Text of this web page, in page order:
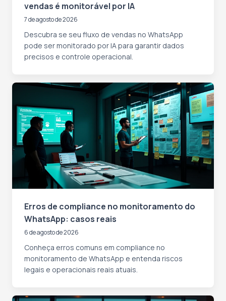
vendas é monitorável por IA
7 de agosto de 2026
Descubra se seu fluxo de vendas no WhatsApp
pode ser monitorado por IA para garantir dados
precisos e controle operacional.
Erros de compliance no monitoramento do
WhatsApp: casos reais
6 de agosto de 2026
Conheça erros comuns em compliance no
monitoramento de WhatsApp e entenda riscos
legais e operacionais reais atuais.